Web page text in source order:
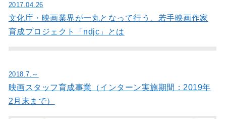
2017.04.26
文化庁・映画業界が一丸となって行う、若手映画作家
育成プロジェクト「ndjc」とは
2018.7.～
映画スタッフ育成事業（インターン実施期間：2019年
2月末まで）